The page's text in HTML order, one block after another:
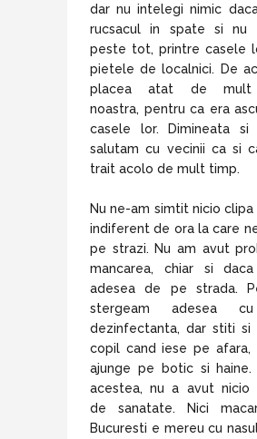
dar nu intelegi nimic
rucsacul in spate si nu
peste tot, printre casele
pietele de localnici. De
placea atat de mult
noastra, pentru ca era
casele lor. Dimineata si
salutam cu vecinii ca si
trait acolo de mult timp.
Nu ne-am simtit nicio clipa
indiferent de ora la care
pe strazi. Nu am avut
mancarea, chiar si daca
adesea de pe strada.
stergeam adesea
dezinfectanta, dar stiti si
copil cand iese pe afara,
ajunge pe botic si
acestea, nu a avut nicio
de sanatate. Nici
Bucuresti e mereu cu